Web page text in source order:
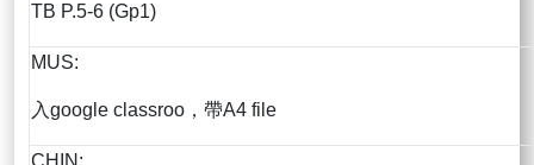
TB P.5-6 (Gp1)
MUS:
入google classroo，帶A4 file